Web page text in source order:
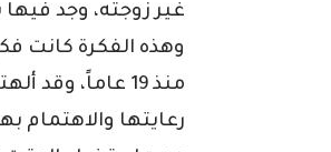
غير زوجته، وجد
وهذه الفكرة كانت
منذ 19 عاماً،
رعايتها والاهتمام